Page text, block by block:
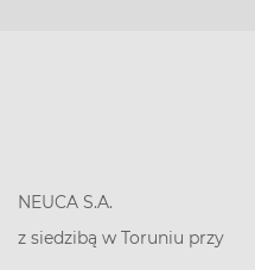
NEUCA S.A.
z siedzibą w Toruniu przy